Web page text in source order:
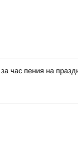
час пения на